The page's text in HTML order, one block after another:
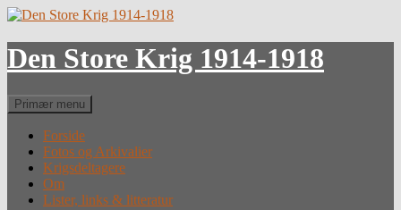
Hop
indhold
Den Store Krig 1914-1918
Søg
Primær menu
Forside
Fotos og Arkivalier
Krigsdeltagere
Om
Lister, links & litteratur